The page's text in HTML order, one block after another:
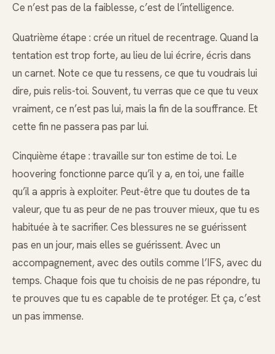
Ce n’est pas de la faiblesse, c’est de l’intelligence.
Quatrième étape : crée un rituel de recentrage. Quand la
tentation est trop forte, au lieu de lui écrire, écris dans
un carnet. Note ce que tu ressens, ce que tu voudrais lui
dire, puis relis-toi. Souvent, tu verras que ce que tu veux
vraiment, ce n’est pas lui, mais la fin de la souffrance. Et
cette fin ne passera pas par lui.
Cinquième étape : travaille sur ton estime de toi. Le
hoovering fonctionne parce qu’il y a, en toi, une faille
qu’il a appris à exploiter. Peut-être que tu doutes de ta
valeur, que tu as peur de ne pas trouver mieux, que tu es
habituée à te sacrifier. Ces blessures ne se guérissent
pas en un jour, mais elles se guérissent. Avec un
accompagnement, avec des outils comme l’IFS, avec du
temps. Chaque fois que tu choisis de ne pas répondre, tu
te prouves que tu es capable de te protéger. Et ça, c’est
un pas immense.